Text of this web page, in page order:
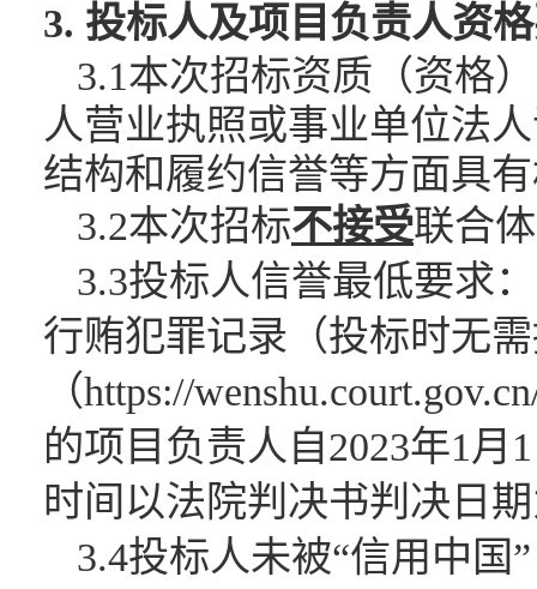
3. 投标人及项目负责人资
3.1本次招标资质（资格
人营业执照或事业单位法
结构和履约信誉等方面具
3.2本次招标不接受联合
3.3投标人信誉最低要求
行贿犯罪记录（投标时无
（https://
的项目负责人自2023年1
时间以法院判决书判决日
3.4投标人未被“信用中国